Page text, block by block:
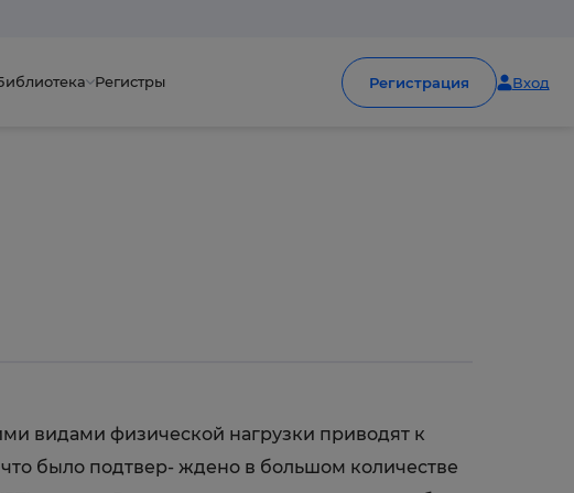
Регистры Регистрация Вход
видами физической нагрузки приводят к
было подтвер- ждено в большом количестве